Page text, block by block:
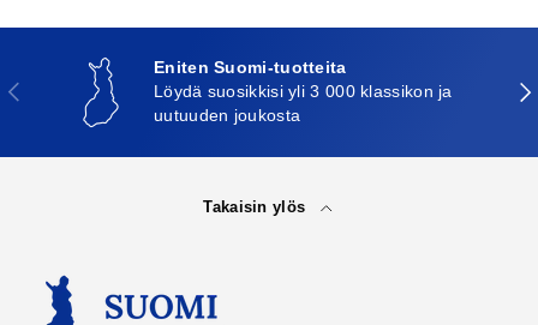
Edellinen
Eniten Suomi-tuotteita
Löydä suosikkisi yli 3 000 klassikon ja
uutuuden joukosta
Takaisin ylös